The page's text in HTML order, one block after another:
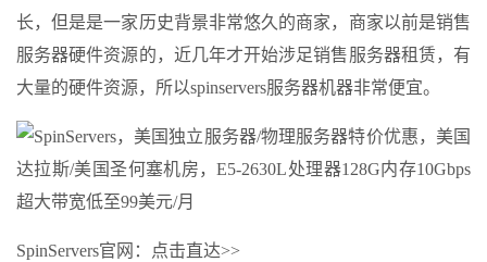
长，但是是一家历史背景非常悠久的商家，商家以前是销售
服务器硬件资源的，近几年才开始涉足销售服务器租赁，有
大量的硬件资源，所以spinservers服务器机器非常便宜。
SpinServers官网：点击直达>>